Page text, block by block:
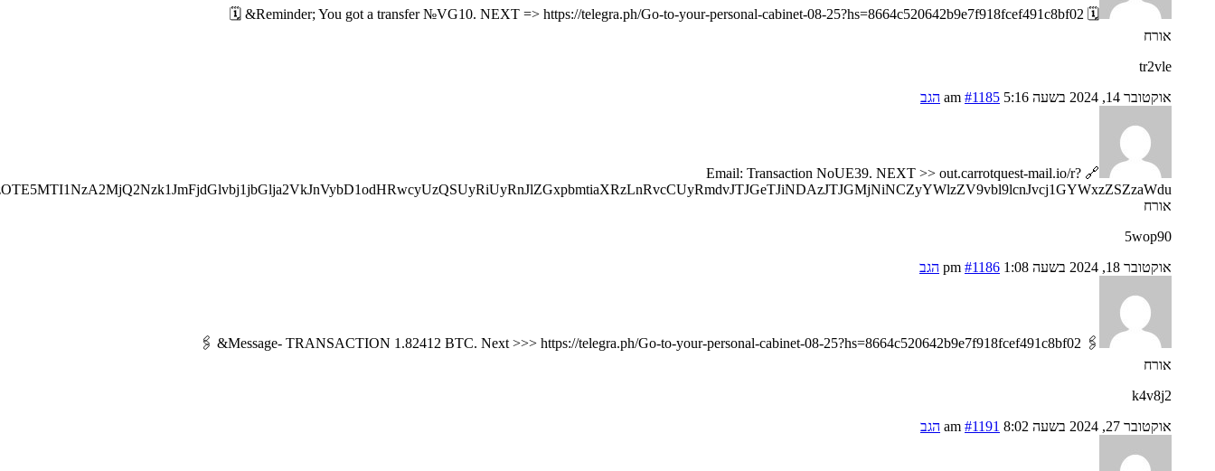
🗓 Reminder; You got a transfer №VG10. NEXT => https://telegra.ph/Go-to-your-personal-cabinet-08-25?hs=8664c520642b9e7f918fcef491c8bf02& 🗓
אורח
tr2vle
אוקטובר 14, 2024 בשעה 5:16 am
#1185 הגב
🔗 Email: Transaction NoUE39. NEXT >> out.carrotquest-mail.io/r?
אורח
5wop90
אוקטובר 18, 2024 בשעה 1:08 pm
#1186 הגב
🖇 Message- TRANSACTION 1.82412 BTC. Next >>> https://telegra.ph/Go-to-your-personal-cabinet-08-25?hs=8664c520642b9e7f918fcef491c8bf02& 🖇
אורח
k4v8j2
אוקטובר 27, 2024 בשעה 8:02 am
#1191 הגב